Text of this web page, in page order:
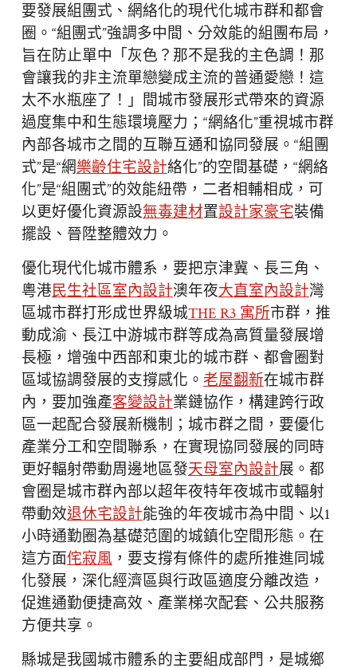
要發展組團式、網絡化的現代化城市群和都會
圈。“組團式”強調多中間、分效能的組團布局，
旨在防止單中「灰色？那不是我的主色調！那
會讓我的非主流單戀變成主流的普通愛戀！這
太不水瓶座了！」間城市發展形式帶來的資源
過度集中和生態環境壓力；“網絡化”重視城市群
內部各城市之間的互聯互通和協同發展。“組團
式”是“網樂齡住宅設計絡化”的空間基礎，“網絡
化”是“組團式”的效能紐帶，二者相輔相成，可
以更好優化資源設無毒建材置設計家豪宅裝備
擺設、晉陞整體效力。
優化現代化城市體系，要把京津冀、長三角、
粵港民生社區室內設計澳年夜大直室內設計灣
區城市群打形成世界級城THE R3 寓所市群，推
動成渝、長江中游城市群等成為高質量發展增
長極，增強中西部和東北的城市群、都會圈對
區域協調發展的支撐感化。 老屋翻新在城市群
內，要加強產客變設計業鏈協作，構建跨行政
區一起配合發展新機制；城市群之間，要優化
產業分工和空間聯系，在實現協同發展的同時
更好輻射帶動周邊地區發天母室內設計展。都
會圈是城市群內部以超年夜特年夜城市或輻射
帶動效退休宅設計能強的年夜城市為中間、以1
小時通勤圈為基礎范圍的城鎮化空間形態。在
這方面侘寂風 ，要支撐有條件的處所推進同城
化發展，深化經濟區與行政區適度分離改造，
促進通勤便捷高效、產業梯次配套、公共服務
方便共享。
縣城是我國城市體系的主要組成部門，是城鄉